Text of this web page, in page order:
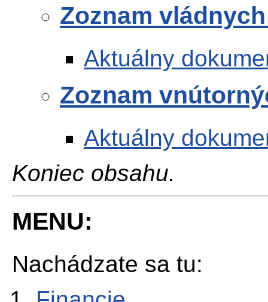
Zoznam
Aktuálny
Zoznam
Aktuálny
Koniec obsahu.
MENU:
Nachádzate sa tu: